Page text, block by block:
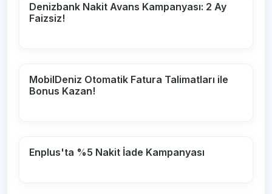
Denizbank Nakit Avans Kampanyası: 2 Ay
Faizsiz!
MobilDeniz Otomatik Fatura Talimatları ile
Bonus Kazan!
Enplus'ta %5 Nakit İade Kampanyası